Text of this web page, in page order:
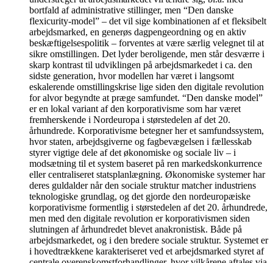
bortfald af administrative stillinger, men “Den danske
flexicurity-model” – det vil sige kombinationen af et fleksibelt
arbejdsmarked, en generøs dagpengeordning og en aktiv
beskæftigelsespolitik – forventes at være særlig velegnet til at
sikre omstillingen. Det lyder beroligende, men står desværre i
skarp kontrast til udviklingen på arbejdsmarkedet i ca. den
sidste generation, hvor modellen har været i langsomt
eskalerende omstillingskrise lige siden den digitale revolution
for alvor begyndte at præge samfundet. “Den danske model”
er en lokal variant af den korporativisme som har været
fremherskende i Nordeuropa i størstedelen af det 20.
århundrede. Korporativisme betegner her et samfundssystem,
hvor staten, arbejdsgiverne og fagbevægelsen i fællesskab
styrer vigtige dele af det økonomiske og sociale liv – i
modsætning til et system baseret på ren markedskonkurrence
eller centraliseret statsplanlægning. Økonomiske systemer har
deres guldalder når den sociale struktur matcher industriens
teknologiske grundlag, og det gjorde den nordeuropæiske
korporativisme formentlig i størstedelen af det 20. århundrede,
men med den digitale revolution er korporativismen siden
slutningen af århundredet blevet anakronistisk. Både på
arbejdsmarkedet, og i den bredere sociale struktur. Systemet er
i hovedtrækkene karakteriseret ved et arbejdsmarked styret af